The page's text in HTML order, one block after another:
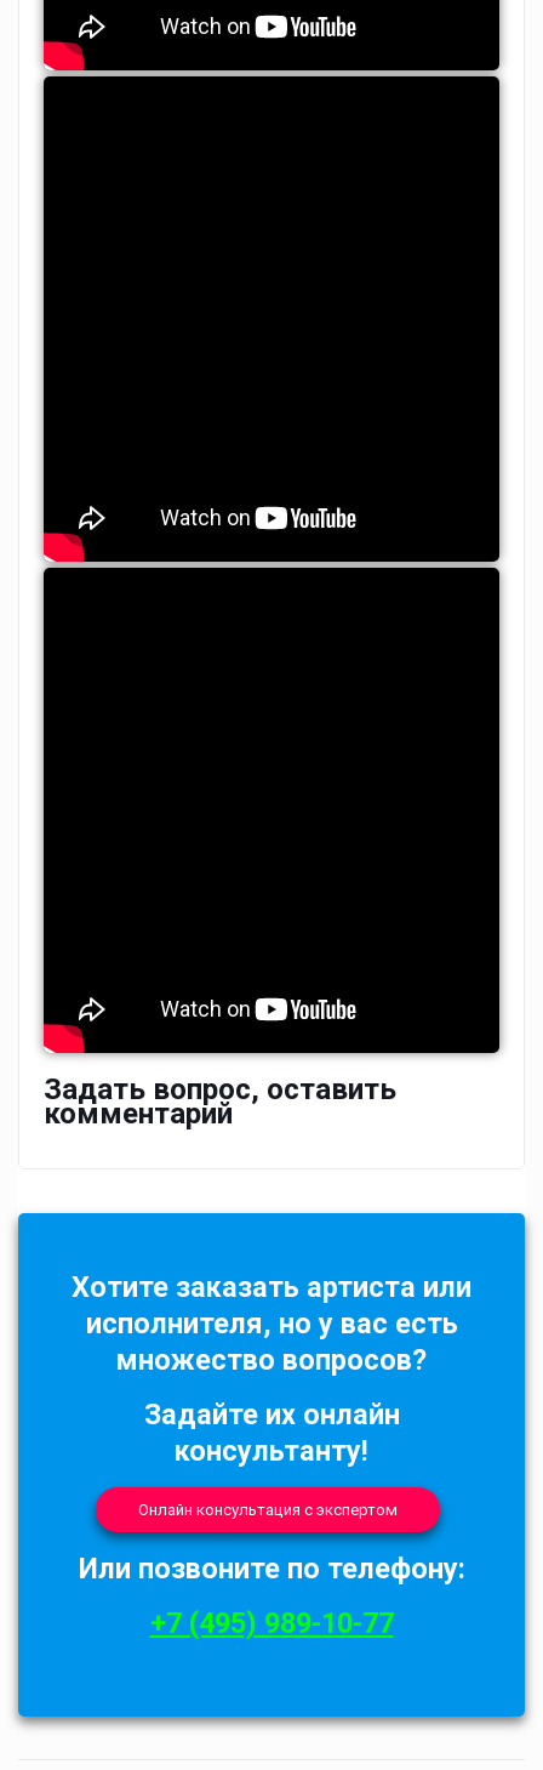
Задать вопрос, оставить
комментарий
Хотите заказать артиста или
исполнителя, но у вас есть
множество вопросов?
Задайте их онлайн
консультанту!
Онлайн консультация с экспертом
Или позвоните по телефону:
+7 (495) 989-10-77